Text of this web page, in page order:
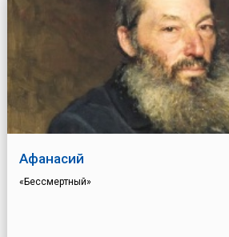
Афанасий
«Бессмертный»